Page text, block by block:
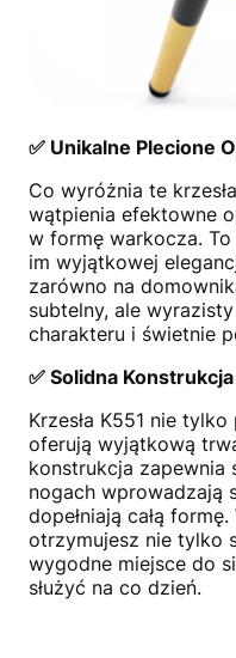
✅ Unikalne Plecione
Co wyróżnia te
wątpienia efektowne
w formę warkocza.
im wyjątkowej
zarówno na
subtelny, ale
charakteru i świetnie
✅ Solidna
Krzesła K551 nie
oferują wyjątkową
konstrukcja zapewnia
nogach wprowadzają
dopełniają całą
otrzymujesz nie tylko
wygodne miejsce do
służyć na co dzień.